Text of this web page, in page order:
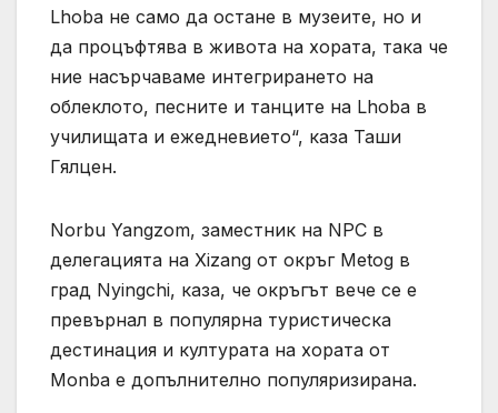
Lhoba не само да остане в музеите, но и
да процъфтява в живота на хората, така че
ние насърчаваме интегрирането на
облеклото, песните и танците на Lhoba в
училищата и ежедневието“, каза Таши
Гялцен.
Norbu Yangzom, заместник на NPC в
делегацията на Xizang от окръг Metog в
град Nyingchi, каза, че окръгът вече се е
превърнал в популярна туристическа
дестинация и културата на хората от
Monba е допълнително популяризирана.